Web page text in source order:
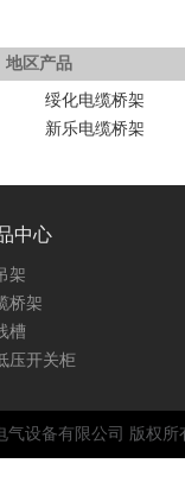
地区产品
绥化电缆桥架
新乐电缆桥架
中心
架
桥架
槽
压开关柜
设备有限公司 版权所